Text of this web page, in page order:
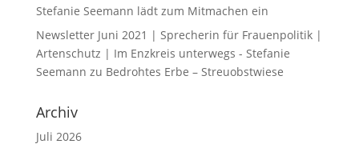
Stefanie Seemann lädt zum Mitmachen ein
Newsletter Juni 2021 | Sprecherin für Frauenpolitik |
Artenschutz | Im Enzkreis unterwegs - Stefanie
Seemann zu Bedrohtes Erbe – Streuobstwiese
Archiv
Juli 2026